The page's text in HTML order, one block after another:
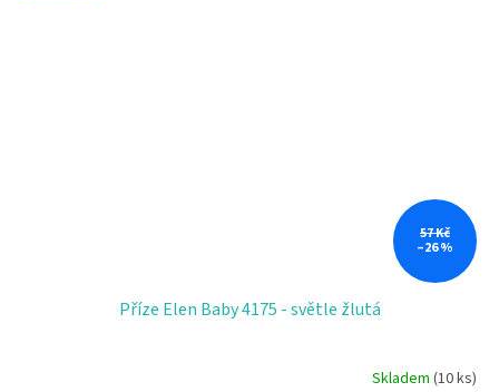
57 Kč
–26 %
Příze Elen Baby 4175 - světle žlutá
Skladem (10 ks)